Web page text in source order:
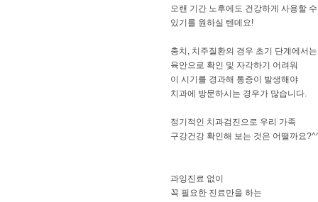
오랜 기간 노후에도 건강하게 사용할 수
있기를 원하실 텐데요!
충치, 치주질환의 경우 초기 단계에서는
육안으로 확인 및 자각하기 어려워
이 시기를 경과해 통증이 발생해야
치과에 방문하시는 경우가 많습니다.
정기적인 치과검진으로 우리 가족
구강건강 확인해 보는 것은 어떨까요
과잉진료 없이
꼭 필요한 진료만을 하는